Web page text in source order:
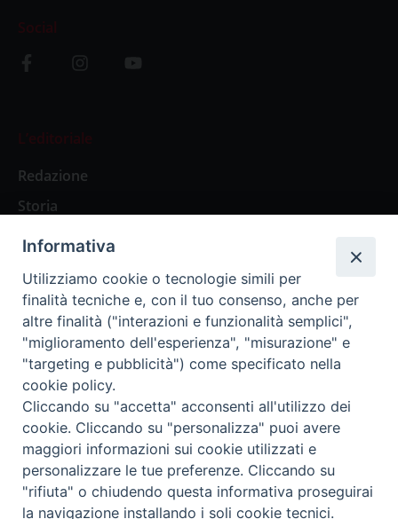
Social
L’editoriale
Redazione
Storia
Abbonamenti
Abbonamento Annuale Digitale
Abbonamento Annuale Cartaceo
Abbonamento Singola Copia Digitale
Redazione: Pavia, Piazza Duomo 11 - tel. 0382.24736 -
amministrazione@ilticino.it - repossi@ilticino.it - P.
Informativa
Utilizziamo cookie o tecnologie simili per
finalità tecniche e, con il tuo consenso, anche per
altre finalità ("interazioni e funzionalità semplici",
"miglioramento dell'esperienza", "misurazione" e
"targeting e pubblicità") come specificato nella
cookie policy.
Cliccando su "accetta" acconsenti all'utilizzo dei
cookie. Cliccando su "personalizza" puoi avere
maggiori informazioni sui cookie utilizzati e
personalizzare le tue preferenze. Cliccando su
"rifiuta" o chiudendo questa informativa proseguirai
la navigazione installando i soli cookie tecnici.